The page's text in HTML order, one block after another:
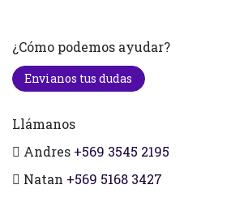
¿Cómo podemos ayudar?
Envianos tus dudas
Llámanos
Andres +569 3545 2195
Natan +569 5168 3427